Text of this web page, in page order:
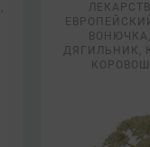
ДЯГИЛЬНИК,